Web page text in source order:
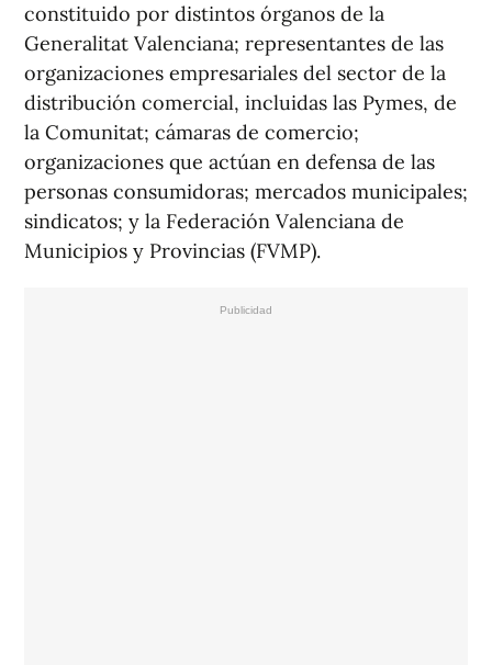
constituido por distintos órganos de la
Generalitat Valenciana; representantes de las
organizaciones empresariales del sector de la
distribución comercial, incluidas las Pymes, de
la Comunitat; cámaras de comercio;
organizaciones que actúan en defensa de las
personas consumidoras; mercados municipales;
sindicatos; y la Federación Valenciana de
Municipios y Provincias (FVMP).